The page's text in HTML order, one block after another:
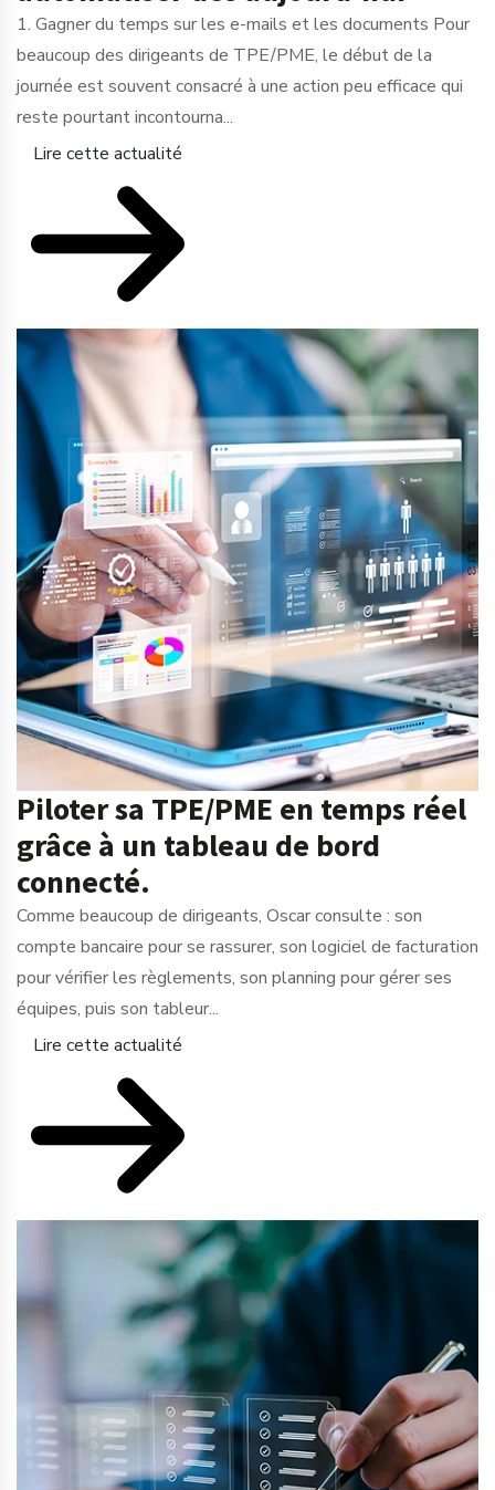
1. Gagner du temps sur les e-mails et les documents Pour
beaucoup des dirigeants de TPE/PME, le début de la
journée est souvent consacré à une action peu efficace qui
reste pourtant incontourna...
Lire cette actualité
Piloter sa TPE/PME en temps réel
grâce à un tableau de bord
connecté.
Comme beaucoup de dirigeants, Oscar consulte : son
compte bancaire pour se rassurer, son logiciel de facturation
pour vérifier les règlements, son planning pour gérer ses
équipes, puis son tableur...
Lire cette actualité